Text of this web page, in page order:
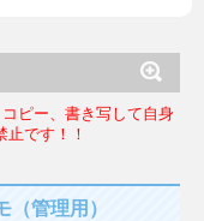
ピー、書き写して自身
です！！
管理用）